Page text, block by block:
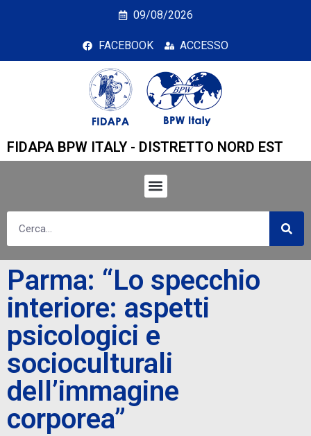
Parma: “Lo specchio
09/08/2026
FACEBOOK ACCESSO
FIDAPA BPW ITALY - DISTRETTO NORD EST
Parma: “Lo specchio
interiore: aspetti
psicologici e
socioculturali
dell’immagine
corporea”